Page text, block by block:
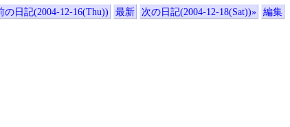
の日記(2004-12-16(Thu)) 最新 次の日記(2004-12-18(Sat))» 編集